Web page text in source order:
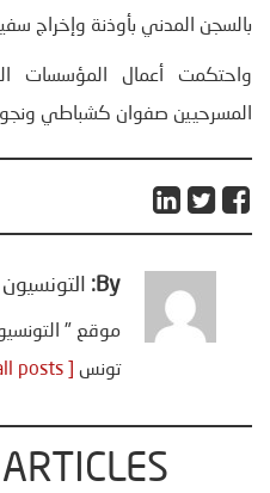
بالسجن المدني بأوذنة وإخراج
واحتكمت أعمال المؤسسات
المسرحيين صفوان كشباطي
By: التونسيون
موقع "
تونس